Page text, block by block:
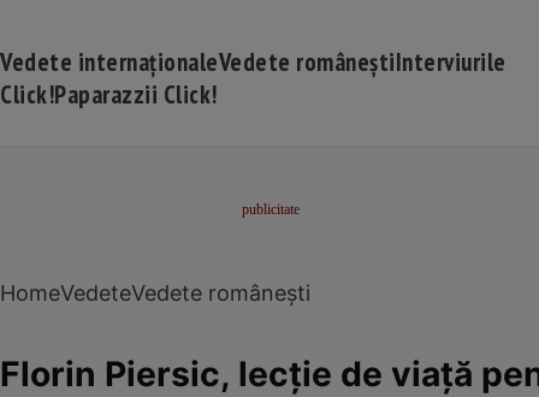
Vedete internaționaleVedete româneștiInterviurile
Click!Paparazzii Click!
HomeVedeteVedete românești
Florin Piersic, lecție de viață